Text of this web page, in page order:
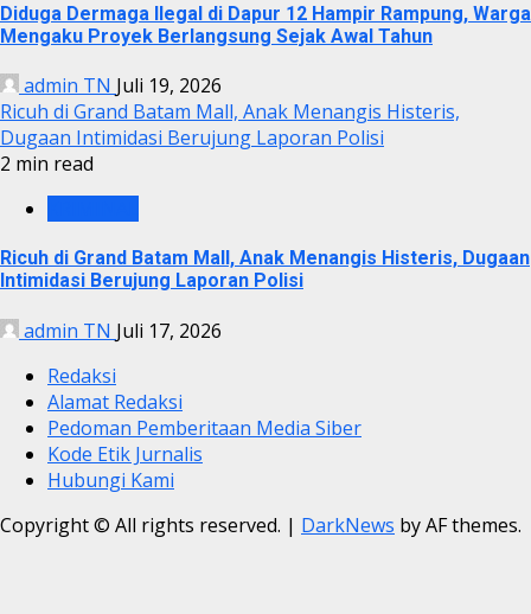
Diduga Dermaga Ilegal di Dapur 12 Hampir Rampung, Warga
Mengaku Proyek Berlangsung Sejak Awal Tahun
admin TN Juli 19, 2026
Ricuh di Grand Batam Mall, Anak Menangis Histeris,
Dugaan Intimidasi Berujung Laporan Polisi
2 min read
Ricuh di Grand Batam Mall, Anak Menangis Histeris, Dugaan
Intimidasi Berujung Laporan Polisi
admin TN Juli 17, 2026
Redaksi
Alamat Redaksi
Pedoman Pemberitaan Media Siber
Kode Etik Jurnalis
Hubungi Kami
Copyright © All rights reserved. | DarkNews by AF themes.